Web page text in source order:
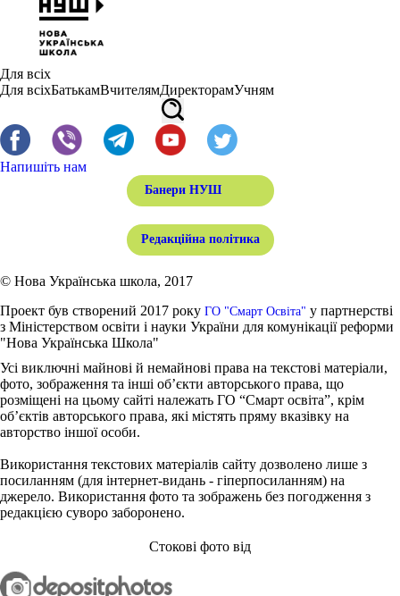
Для всіх
Для всіхБатькамВчителямДиректорамУчням
Напишіть нам
Банери НУШ
Редакційна політика
© Нова Українська школа, 2017
Проект був створений 2017 року ГО "Смарт Освіта" у партнерстві
з Міністерством освіти і науки України для комунікації реформи
"Нова Українська Школа"
Усі виключні майнові й немайнові права на текстові матеріали,
фото, зображення та інші об’єкти авторського права, що
розміщені на цьому сайті належать ГО “Смарт освіта”, крім
об’єктів авторського права, які містять пряму вказівку на
авторство іншої особи.
Використання текстових матеріалів сайту дозволено лише з
посиланням (для інтернет-видань - гіперпосиланням) на
джерело. Використання фото та зображень без погодження з
редакцією суворо заборонено.
Стокові фото від